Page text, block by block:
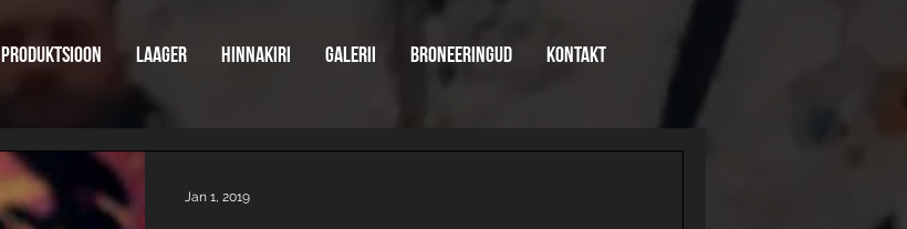
Produktsioon Laager Hinnakiri Galerii broneeringud kontakt
Jan 1, 2019